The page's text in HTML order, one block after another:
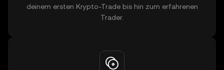
deinem ersten Krypto-Trade bis hin zum erfahrenen
Trader.